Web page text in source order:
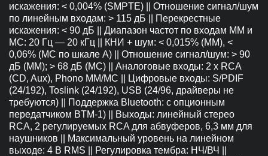
искажения: < 0,004% (SMPTE) || Отношение сигнал/шум
по линейным входам: > 115 дБ || Перекрестные
искажения: < 90 дБ || Диапазон частот по входам MM и
MC: 20 Гц — 20 кГц || КНИ + шум: < 0,015% (MM), <
0,06% (MC по шкале А) || Отношение сигнал/шум: > 90
дБ (MM); > 68 дБ (MC) || Аналоговые входы: 2 х RCA
(CD, Aux), Phono MM/MC || Цифровые входы: S/PDIF
(24/192), Toslink (24/192), USB (24/96, драйверы не
требуются) || Поддержка Bluetooth: с опционным
передатчиком BTM-1) || Выходы: линейный стерео
RCA, 2 регулируемых RCA для абвуферов, 6,3 мм для
наушников || Максимальный уровень на линейном
выходе: 4 В RMS || Регулировка тембра: НЧ/ВЧ ||